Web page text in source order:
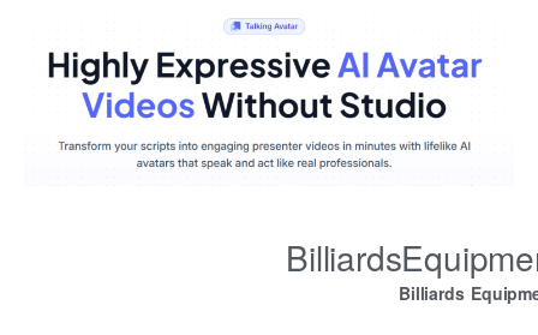
Billiards